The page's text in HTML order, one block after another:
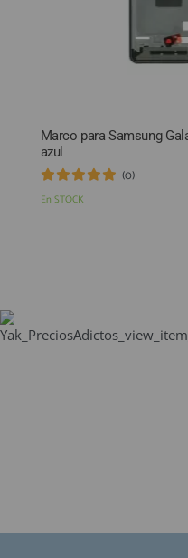
Marco para Samsung
azul
En STOCK
(0)